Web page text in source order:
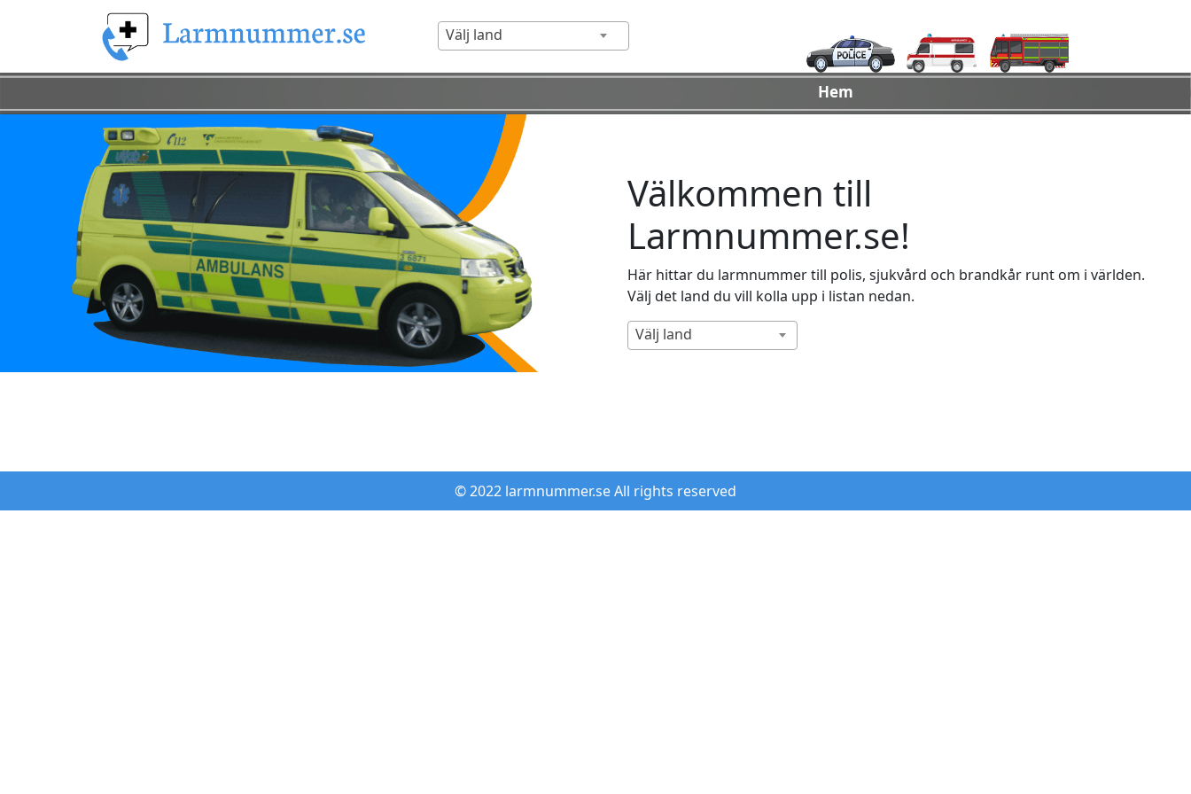
Välj land
Hem
Välkommen till
Larmnummer.se!
Här hittar du larmnummer till polis, sjukvård och brandkår runt om i världen.
Välj det land du vill kolla upp i listan nedan.
Välj land
© 2022 larmnummer.se All rights reserved